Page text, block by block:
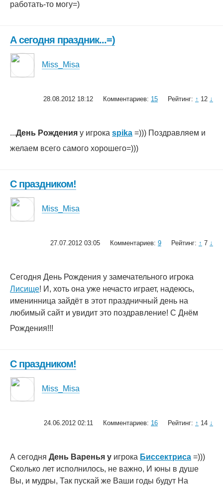
работать-то могу=)
А сегодня праздник...=)
Miss_Misa
28.08.2012 18:12 Комментариев: 15 Рейтинг: ↑ 12 ↓
...День Рождения у игрока spika =))) Поздравляем и
желаем всего самого хорошего=)))
С праздником!
Miss_Misa
27.07.2012 03:05 Комментариев: 9 Рейтинг: ↑ 7 ↓
Сегодня День Рождения у замечательного игрока
Лисище! И, хоть она уже нечасто играет, надеюсь,
именинница зайдёт в этот праздничный день на
любимый сайт и увидит это поздравление! С Днём
Рождения!!!
С праздником!
Miss_Misa
24.06.2012 02:11 Комментариев: 16 Рейтинг: ↑ 14 ↓
А сегодня День Варенья у игрока Биссектриса =)))
Сколько лет исполнилось, не важно, И юны в душе
Вы, и мудры, Так пускай же Ваши годы будут На